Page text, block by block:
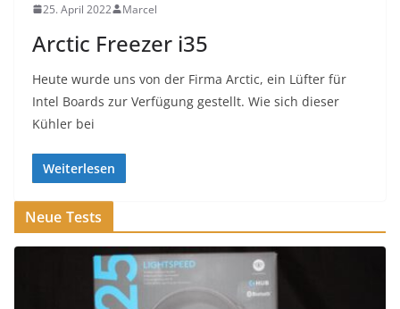
25. April 2022 Marcel
Arctic Freezer i35
Heute wurde uns von der Firma Arctic, ein Lüfter für
Intel Boards zur Verfügung gestellt. Wie sich dieser
Kühler bei
Weiterlesen
Neue Tests